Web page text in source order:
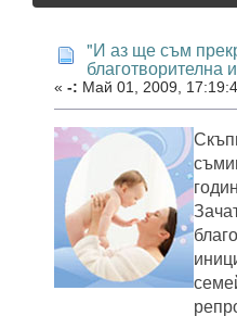
"И аз ще съм
благотворителна
« -: Май 01, 2009,